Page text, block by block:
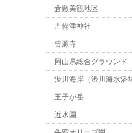
倉敷美観地区
吉備津神社
曹源寺
岡山県総合グラウンド
渋川海岸（渋川海水浴
王子が岳
近水園